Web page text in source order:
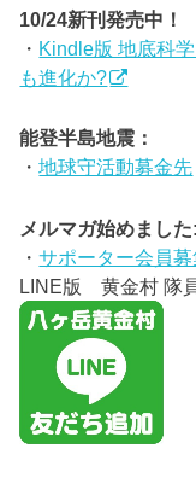
10/24新刊発売中！
・ Kindle版 地底科
も進化か?
能登半島地震：
・地球守活動募金先
メルマガ始めました:
・サポーター会員募
LINE版 黄金村 隊